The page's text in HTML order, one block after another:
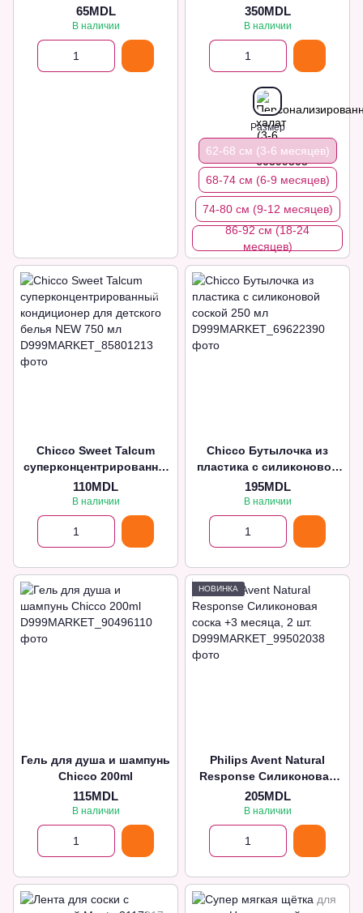
65MDL
В наличии
350MDL
В наличии
Размер
62-68 см (3-6 месяцев)
68-74 см (6-9 месяцев)
74-80 см (9-12 месяцев)
86-92 см (18-24
месяцев)
Chicco Sweet Talcum
суперконцентрированны
й кондиционер для
детского белья NEW 750
мл
110MDL
В наличии
Chicco Бутылочка из
пластика с силиконовой
соской 250 мл
195MDL
В наличии
Гель для душа и шампунь
Chicco 200ml
115MDL
В наличии
НОВИНКА
Philips Avent Natural
Response Силиконовая
соска +3 месяца, 2 шт.
205MDL
В наличии